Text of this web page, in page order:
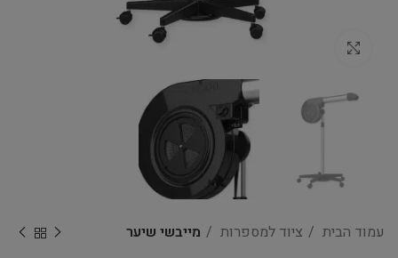
עמוד הבית ציוד למספרות מייבשי שיער